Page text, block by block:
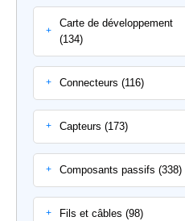
+
Carte de développement
(134)
+ Connecteurs (116)
+ Capteurs (173)
+ Composants passifs (338)
+ Fils et câbles (98)